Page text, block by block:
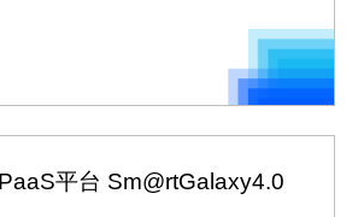
平台 Sm@rtGalaxy4.0